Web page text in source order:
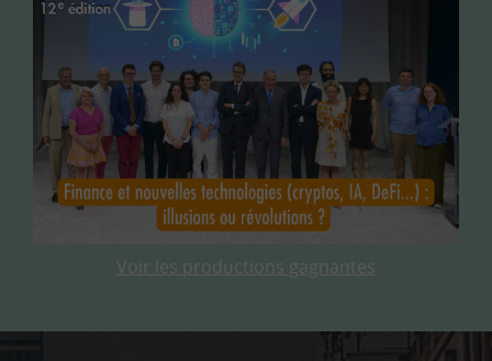
Voir les productions gagnantes